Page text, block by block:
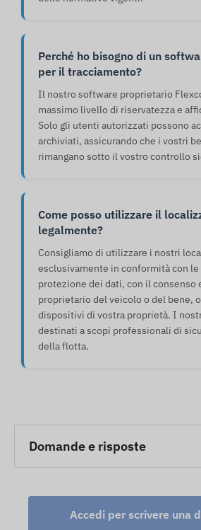
Perché ho bisogno di un
per il tracciamento?
Il nostro software proprietario
massimo livello di riservatezza e
Solo gli utenti autorizzati possono
archiviati, assicurando che i vostri
rimangano sotto il vostro controllo
Come posso utilizzare il
legalmente?
Consigliamo di utilizzare i nostri
esclusivamente in conformità con
protezione dei dati, con il consenso
proprietario del veicolo o del bene,
dispositivi di vostra proprietà. I
destinati a scopi professionali di
della flotta.
Domande e risposte
Accedi per scrivere una